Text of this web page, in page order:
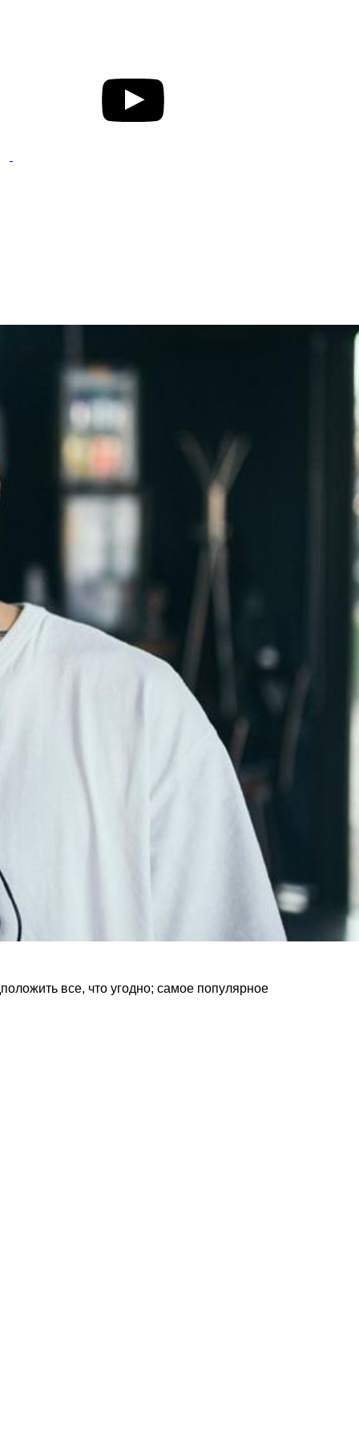
все, что угодно; самое популярное